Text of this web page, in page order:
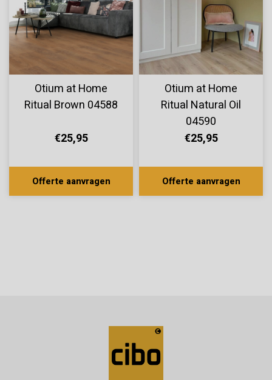
Otium at Home
Ritual Brown 04588
€25,95
Offerte aanvragen
Otium at Home
Ritual Natural Oil
04590
€25,95
Offerte aanvragen